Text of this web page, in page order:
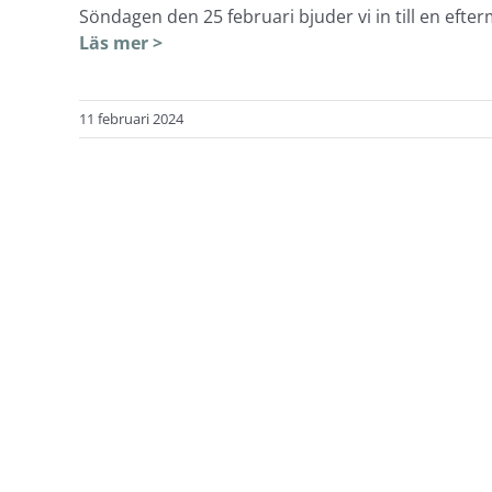
Söndagen den 25 februari bjuder vi in till en
Läs mer >
11 februari 2024